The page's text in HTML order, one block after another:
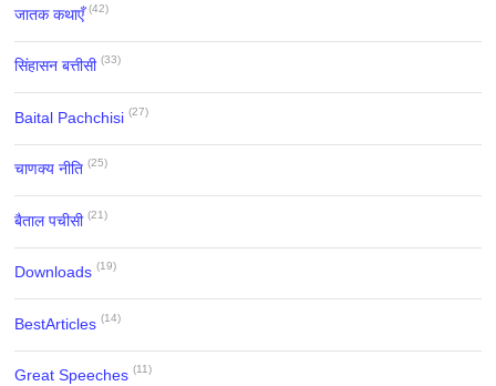
जातक कथाएँ (42)
सिंहासन बत्तीसी (33)
Baital Pachchisi (27)
चाणक्य नीति (25)
बैताल पचीसी (21)
Downloads (19)
BestArticles (14)
Great Speeches (11)